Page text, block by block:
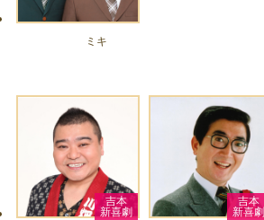
ミキ
吉本
新喜劇
吉本
新喜劇